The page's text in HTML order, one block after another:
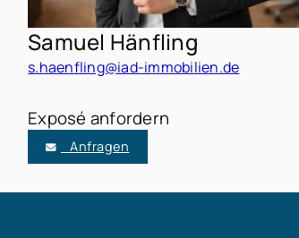
Samuel Hänfling
s.haenfling@iad-immobilien.de
Exposé anfordern
Anfragen